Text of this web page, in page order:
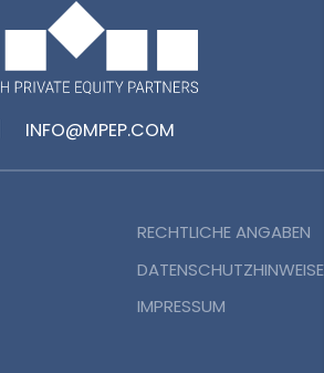
INFO@MPEP.COM
RECHTLICHE ANGABEN
DATENSCHUTZHINWEISE
IMPRESSUM